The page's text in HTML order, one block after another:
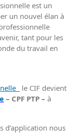
est un
un nouvel élan à
tant pour les
du travail en
le CIF devient
– CPF PTP – à
d’application nous